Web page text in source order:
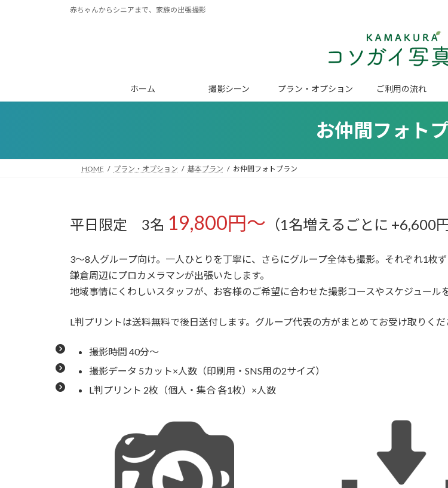
赤ちゃんからシニアまで、家族の出張撮影
ホーム 撮影シーン プラン・オプション ご利用の流れ
お仲間フォト
HOME プラン・オプション 基本プラン お仲間フォトプラン
平日限定 3名 19,800円〜 （1名増えるごとに +6,600円
3〜8人グループ向け。一人ひとりを丁寧に、さらにグループ全体も撮影。それぞれ1枚ず
鎌倉周辺にプロカメラマンが出張いたします。
地域事情にくわしいスタッフが、お客様のご希望に合わせた撮影コースやスケジュール
L判プリントは送料無料で後日送付します。グループ代表の方がまとめてお受け取りくだ
撮影時間 40分〜
撮影データ 5カット×人数（印刷用・SNS用の2サイズ）
L判プリント 2枚（個人・集合 各1枚）×人数